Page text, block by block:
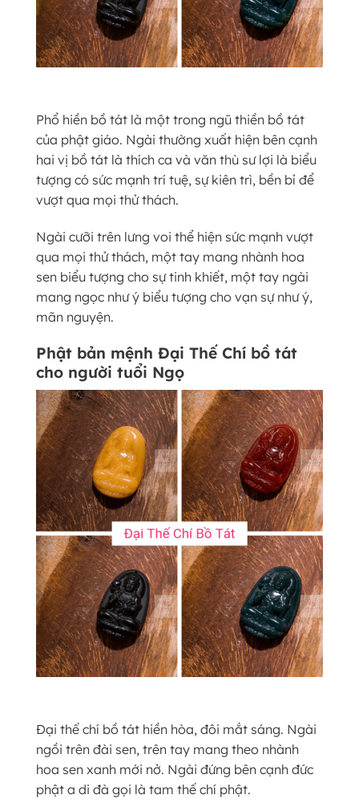
Phổ hiền bồ tát là một trong ngũ thiền bồ tát
của phật giáo. Ngài thường xuất hiện bên cạnh
hai vị bồ tát là thích ca và văn thù sư lợi là biểu
tượng có sức mạnh trí tuệ, sự kiên trì, bền bỉ để
vượt qua mọi thử thách.
Ngài cưỡi trên lưng voi thể hiện sức mạnh vượt
qua mọi thử thách, một tay mang nhành hoa
sen biểu tượng cho sự tinh khiết, một tay ngài
mang ngọc như ý biểu tượng cho vạn sự như ý,
mãn nguyện.
Phật bản mệnh Đại Thế Chí bồ tát
cho người tuổi Ngọ
Đại thế chí bồ tát hiền hòa, đôi mắt sáng. Ngài
ngồi trên đài sen, trên tay mang theo nhành
hoa sen xanh mới nở. Ngài đứng bên cạnh đức
phật a di đà gọi là tam thế chí phật.